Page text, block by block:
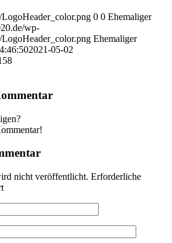
0 0 Ehemaliger
wp-
Ehemaliger
2021-05-02
nicht veröffentlicht. Erforderliche